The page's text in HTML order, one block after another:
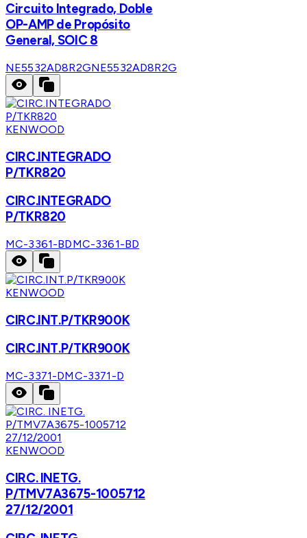
Circuito Integrado, Doble
OP-AMP de Propósito
General, SOIC 8
NE5532AD8R2GNE5532AD8R2G
KENWOOD
CIRC.INTEGRADO
P/TKR820
CIRC.INTEGRADO
P/TKR820
MC-3361-BDMC-3361-BD
KENWOOD
CIRC.INT.P/TKR900K
CIRC.INT.P/TKR900K
MC-3371-DMC-3371-D
KENWOOD
CIRC. INETG.
P/TMV7A3675-1005712
27/12/2001